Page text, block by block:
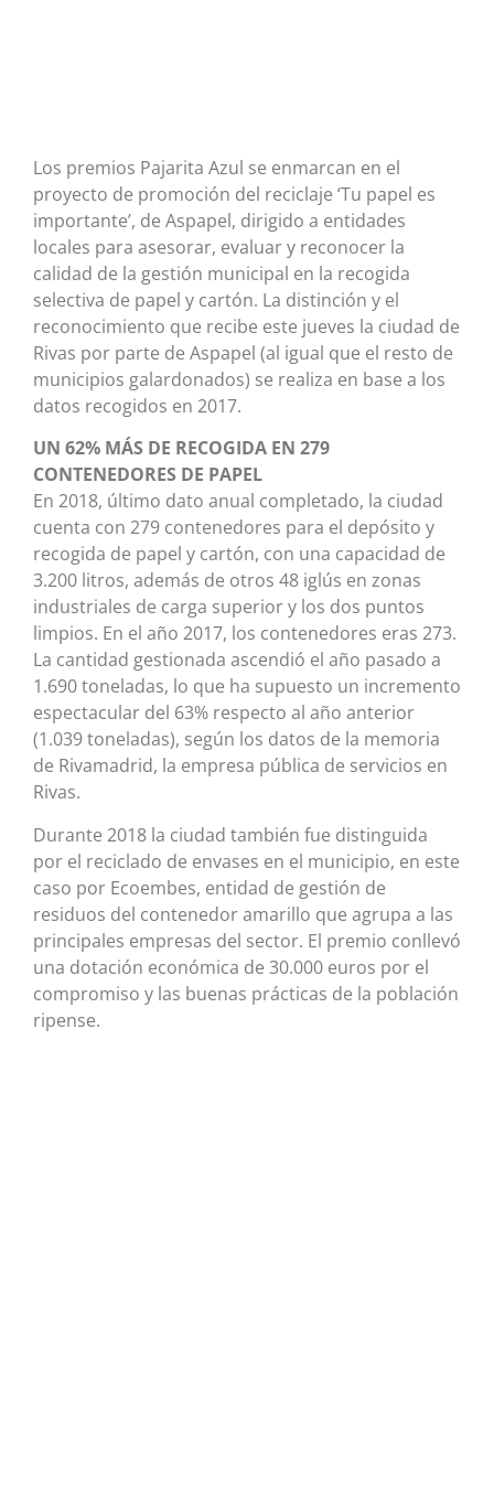
Los premios Pajarita Azul se enmarcan en el
proyecto de promoción del reciclaje ‘Tu papel es
importante’, de Aspapel, dirigido a entidades
locales para asesorar, evaluar y reconocer la
calidad de la gestión municipal en la recogida
selectiva de papel y cartón. La distinción y el
reconocimiento que recibe este jueves la ciudad de
Rivas por parte de Aspapel (al igual que el resto de
municipios galardonados) se realiza en base a los
datos recogidos en 2017.
UN 62% MÁS DE RECOGIDA EN 279
CONTENEDORES DE PAPEL
En 2018, último dato anual completado, la ciudad
cuenta con 279 contenedores para el depósito y
recogida de papel y cartón, con una capacidad de
3.200 litros, además de otros 48 iglús en zonas
industriales de carga superior y los dos puntos
limpios. En el año 2017, los contenedores eras 273.
La cantidad gestionada ascendió el año pasado a
1.690 toneladas, lo que ha supuesto un incremento
espectacular del 63% respecto al año anterior
(1.039 toneladas), según los datos de la memoria
de Rivamadrid, la empresa pública de servicios en
Rivas.
Durante 2018 la ciudad también fue distinguida
por el reciclado de envases en el municipio, en este
caso por Ecoembes, entidad de gestión de
residuos del contenedor amarillo que agrupa a las
principales empresas del sector. El premio conllevó
una dotación económica de 30.000 euros por el
compromiso y las buenas prácticas de la población
ripense.